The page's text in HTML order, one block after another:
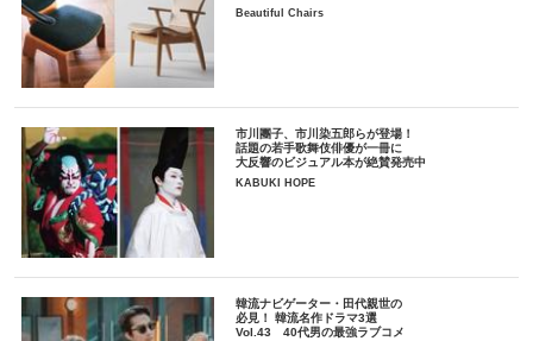
Beautiful Chairs
市川團子、市川染五郎らが登場！
話題の若手歌舞伎俳優が一冊に
大反響のビジュアル本が絶賛発売中
KABUKI HOPE
韓流ナビゲーター・田代親世の
必見！ 韓流名作ドラマ3選
Vol.43 40代男の最強ラブコメ